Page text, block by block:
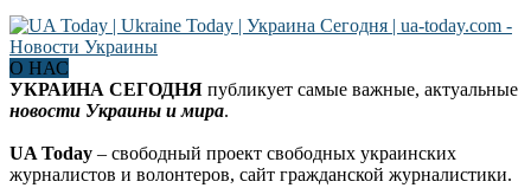
О НАС
УКРАИНА СЕГОДНЯ публикует самые важные, актуальные
новости Украины и мира.
UA Today – свободный проект свободных украинских
журналистов и волонтеров, сайт гражданской журналистики.